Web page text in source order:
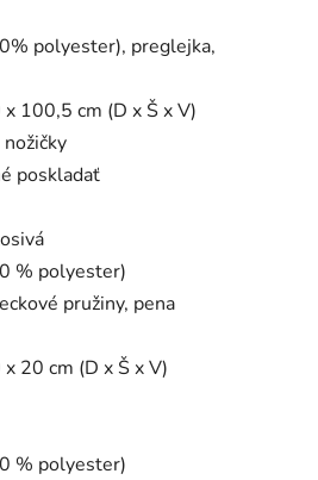
polyester), preglejka,
100,5 cm (D x Š x V)
poskladať
% polyester)
pružiny, pena
20 cm (D x Š x V)
% polyester)